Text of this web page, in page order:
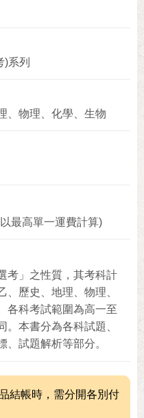
)系列
、物理、化學、生物
最高單一運費計算)
考」之性質，其考科計
歷史、地理、物理、
各科考試範圍為高一至
本書分為各科試題、
試題解析等部分。
結帳時，需分開各別付